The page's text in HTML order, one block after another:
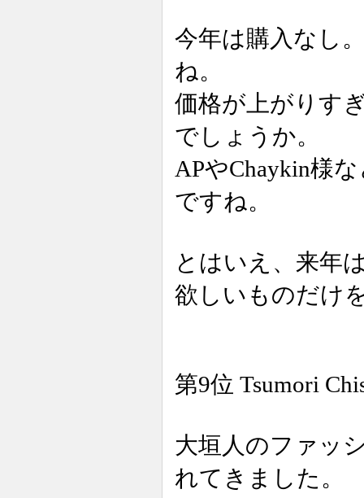
今年は購入なし
ね。
価格が上がりす
でしょうか。
APやChaykin様
ですね。
とはいえ、来年
欲しいものだけ
第9位 Tsumori
大垣人のファッ
れてきました。